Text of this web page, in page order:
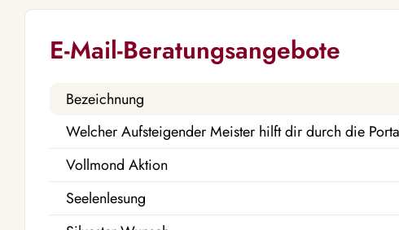
E-Mail-Beratungsangebote
Bezeichnung
Welcher Aufsteigender Meister hilft dir durch die
Vollmond Aktion
Seelenlesung